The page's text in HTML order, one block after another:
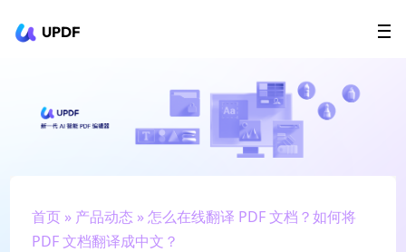
UPDF
AI Agents
政企采购
升级会员
首页 » 产品动态 » 怎么在线翻译 PDF 文档？如何将
PDF 文档翻译成中文？